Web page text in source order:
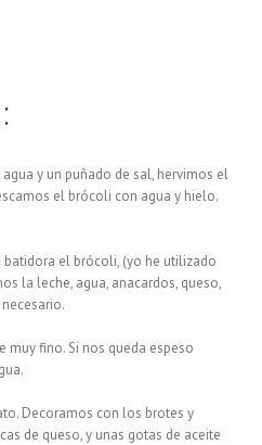
y un puñado de sal, hervimos el
el brócoli con agua y hielo.
batidora el brócoli, (yo he utilizado
la leche, agua, anacardos, queso,
muy fino. Si nos queda espeso
Decoramos con los brotes y
de queso, y unas gotas de aceite